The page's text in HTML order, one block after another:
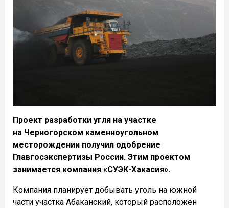
Проект разработки угля на участке
на Черногорском каменноугольном
месторождении получил одобрение
Главгосэкспертизы России. Этим проектом
занимается компания «СУЭК-Хакасия».
Компания планирует добывать уголь на южной
части участка Абаканский, который расположен